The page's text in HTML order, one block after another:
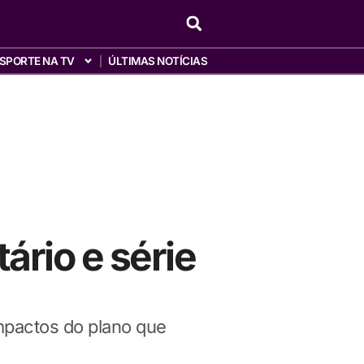
NA TV ÚLTIMAS NOTÍCIAS
e série
do plano que